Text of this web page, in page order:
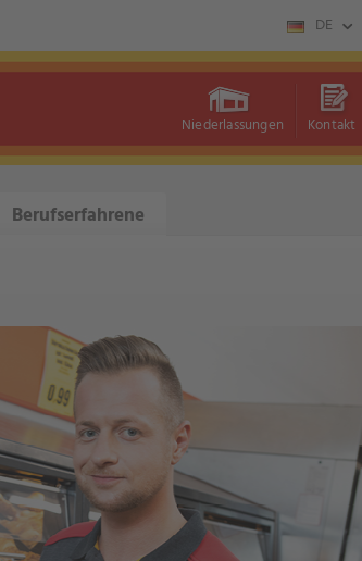
DE
Niederlassungen Kontakt
Berufserfahrene